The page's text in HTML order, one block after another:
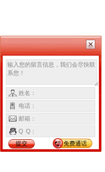
姓名：
电话：
邮箱：
Q Q：
提交
免费通话